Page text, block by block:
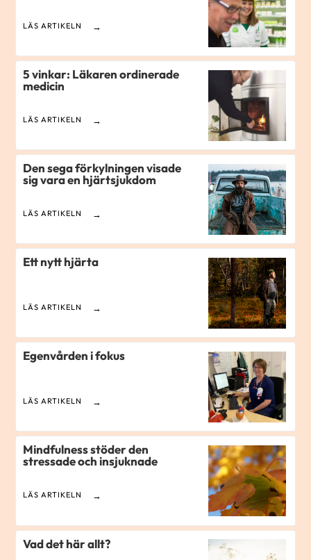
LÄS ARTIKELN
5 vinkar: Läkaren ordinerade
medicin
LÄS ARTIKELN
Den sega förkylningen visade
sig vara en hjärtsjukdom
LÄS ARTIKELN
Ett nytt hjärta
LÄS ARTIKELN
Egenvården i fokus
LÄS ARTIKELN
Mindfulness stöder den
stressade och insjuknade
LÄS ARTIKELN
Vad det här allt?